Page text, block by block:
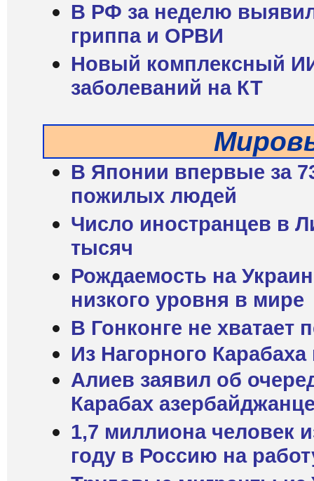
В РФ за неделю
гриппа и ОРВИ
Новый комплексный
заболеваний на КТ
В Японии впервые за
пожилых людей
Число иностранцев в
тысяч
Рождаемость на
низкого уровня в мире
В Гонконге не хватает
Из Нагорного
Алиев заявил об
Карабах
1,7 миллиона человек
году в Россию на